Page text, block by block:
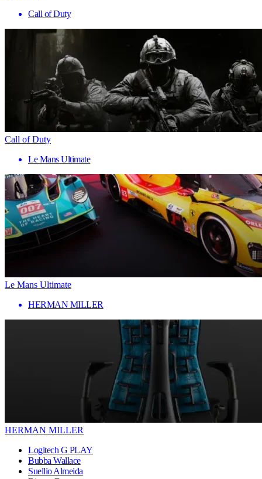
Call of Duty
Call of Duty
Le Mans Ultimate
Le Mans Ultimate
HERMAN MILLER
HERMAN MILLER
Logitech G PLAY
Bubba Wallace
Suellio Almeida